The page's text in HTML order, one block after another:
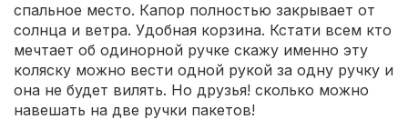
спальное место. Капор полностью закрывает от
солнца и ветра. Удобная корзина. Кстати всем кто
мечтает об одинорной ручке скажу именно эту
коляску можно вести одной рукой за одну ручку и
она не будет вилять. Но друзья! сколько можно
навешать на две ручки пакетов!